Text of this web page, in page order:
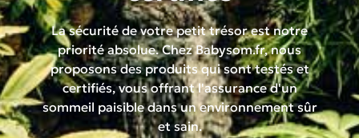
La sécurité de votre petit trésor est notre
priorité absolue. Chez Babysom.fr, nous
proposons des produits qui sont testés et
certifiés, vous offrant l'assurance d'un
sommeil paisible dans un environnement sûr
et sain.